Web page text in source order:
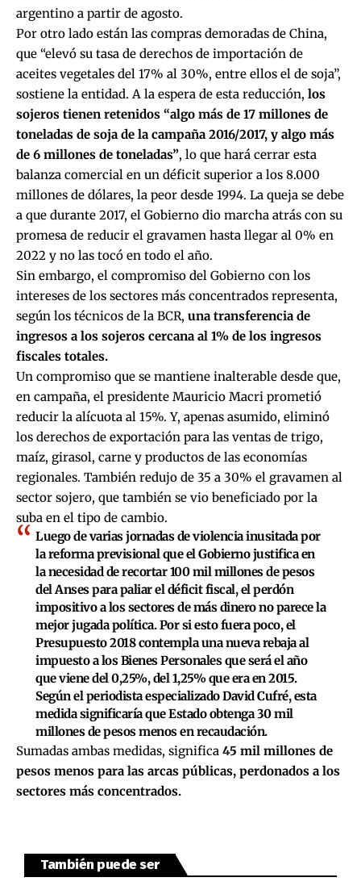
argentino a partir de agosto.
Por otro lado están las compras demoradas de China,
que “elevó su tasa de derechos de importación de
aceites vegetales del 17% al 30%, entre ellos el de soja”,
sostiene la entidad. A la espera de esta reducción, los
sojeros tienen retenidos “algo más de 17 millones de
toneladas de soja de la campaña 2016/2017, y algo más
de 6 millones de toneladas”, lo que hará cerrar esta
balanza comercial en un déficit superior a los 8.000
millones de dólares, la peor desde 1994. La queja se debe
a que durante 2017, el Gobierno dio marcha atrás con su
promesa de reducir el gravamen hasta llegar al 0% en
2022 y no las tocó en todo el año.
Sin embargo, el compromiso del Gobierno con los
intereses de los sectores más concentrados representa,
según los técnicos de la BCR, una transferencia de
ingresos a los sojeros cercana al 1% de los ingresos
fiscales totales.
Un compromiso que se mantiene inalterable desde que,
en campaña, el presidente Mauricio Macri prometió
reducir la alícuota al 15%. Y, apenas asumido, eliminó
los derechos de exportación para las ventas de trigo,
maíz, girasol, carne y productos de las economías
regionales. También redujo de 35 a 30% el gravamen al
sector sojero, que también se vio beneficiado por la
suba en el tipo de cambio.
Luego de varias jornadas de violencia inusitada por
la reforma previsional que el Gobierno justifica en
la necesidad de recortar 100 mil millones de pesos
del Anses para paliar el déficit fiscal, el perdón
impositivo a los sectores de más dinero no parece la
mejor jugada política. Por si esto fuera poco, el
Presupuesto 2018 contempla una nueva rebaja al
impuesto a los Bienes Personales que será el año
que viene del 0,25%, del 1,25% que era en 2015.
Según el periodista especializado David Cufré, esta
medida significaría que Estado obtenga 30 mil
millones de pesos menos en recaudación.
Sumadas ambas medidas, significa 45 mil millones de
pesos menos para las arcas públicas, perdonados a los
sectores más concentrados.
También puede ser